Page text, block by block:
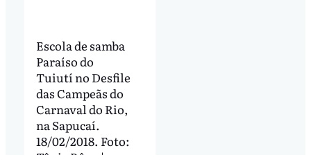
Escola de samba
Paraíso do
Tuiutí no Desfile
das Campeãs do
Carnaval do Rio,
na Sapucaí.
18/02/2018. Foto: